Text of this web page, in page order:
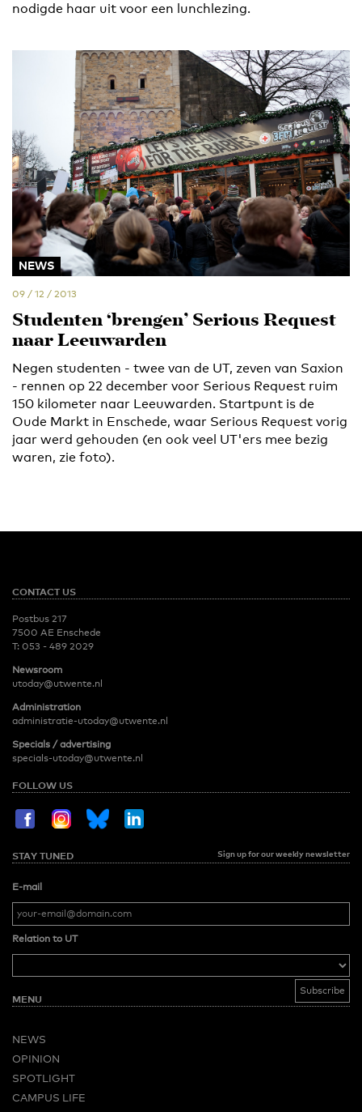
nodigde haar uit voor een lunchlezing.
NEWS
09 / 12 / 2013
Studenten ‘brengen’ Serious Request
naar Leeuwarden
Negen studenten - twee van de UT, zeven van Saxion
- rennen op 22 december voor Serious Request ruim
150 kilometer naar Leeuwarden. Startpunt is de
Oude Markt in Enschede, waar Serious Request vorig
jaar werd gehouden (en ook veel UT'ers mee bezig
waren, zie foto).
CONTACT US
Postbus 217
7500 AE Enschede
T: 053 - 489 2029
Newsroom
utoday@utwente.nl
Administration
administratie-utoday@utwente.nl
Specials / advertising
specials-utoday@utwente.nl
FOLLOW US
STAY TUNED Sign up for our weekly newsletter
E-mail
Relation to UT
MENU
NEWS
OPINION
SPOTLIGHT
CAMPUS LIFE